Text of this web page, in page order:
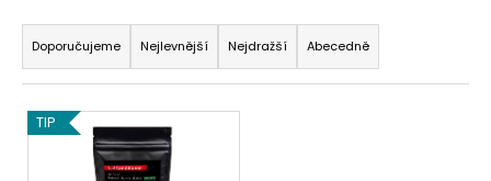
Ř
a
z
e
n
Doporučujeme Nejlevnější Nejdražší Abecedně
V
ý
TIP
t
e
n
a